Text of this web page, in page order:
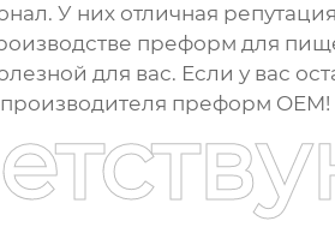
У них отличная
преформ для
для вас. Если у вас
преформ